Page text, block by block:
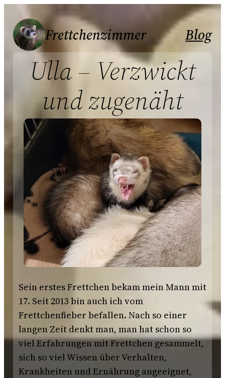
Inhalt
springen Frettchenzimmer Blog
Ulla – Verzwickt
und zugenäht
Sein erstes Frettchen bekam mein Mann mit
17. Seit 2013 bin auch ich vom
Frettchenfieber befallen. Nach so einer
langen Zeit denkt man, man hat schon so
viel Erfahrungen mit Frettchen gesammelt,
sich so viel Wissen über Verhalten,
Krankheiten und Ernährung angeeignet,